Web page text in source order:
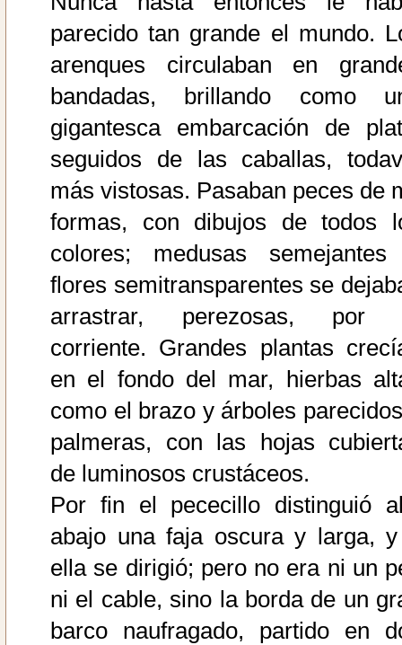
parecido tan grande el mundo.
arenques circulaban en
bandadas, brillando como
gigantesca embarcación de
seguidos de las caballas,
más vistosas. Pasaban peces de
formas, con dibujos de todos
colores; medusas
flores semitransparentes se
arrastrar, perezosas, por
corriente. Grandes plantas
en el fondo del mar, hierbas
como el brazo y árboles
palmeras, con las hojas
de luminosos crustáceos.
Por fin el pececillo distinguió
abajo una faja oscura y larga,
ella se dirigió; pero no era ni un
ni el cable, sino la borda de un
barco naufragado, partido en